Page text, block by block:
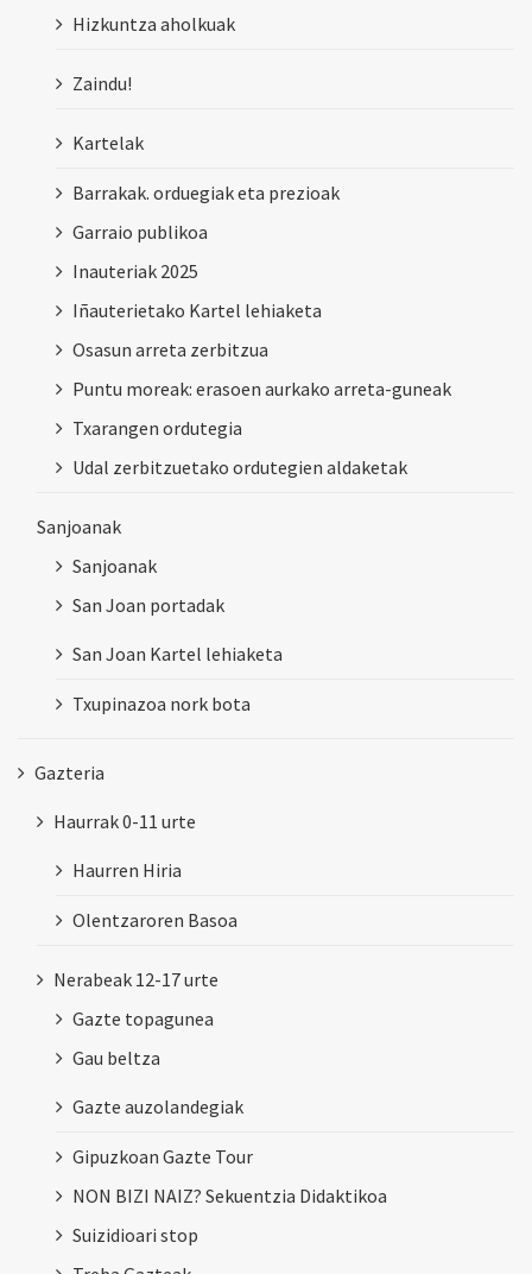
Hizkuntza aholkuak
Zaindu!
Kartelak
Barrakak. orduegiak eta prezioak
Garraio publikoa
Inauteriak 2025
Iñauterietako Kartel lehiaketa
Osasun arreta zerbitzua
Puntu moreak: erasoen aurkako arreta-guneak
Txarangen ordutegia
Udal zerbitzuetako ordutegien aldaketak
Sanjoanak
Sanjoanak
San Joan portadak
San Joan Kartel lehiaketa
Txupinazoa nork bota
Gazteria
Haurrak 0-11 urte
Haurren Hiria
Olentzaroren Basoa
Nerabeak 12-17 urte
Gazte topagunea
Gau beltza
Gazte auzolandegiak
Gipuzkoan Gazte Tour
NON BIZI NAIZ? Sekuentzia Didaktikoa
Suizidioari stop